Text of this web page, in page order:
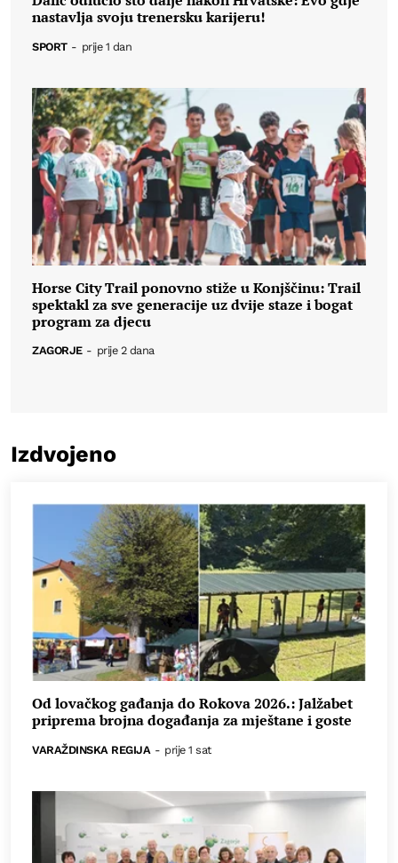
nastavlja svoju trenersku karijeru!
SPORT - prije 1 dan
Horse City Trail ponovno stiže u Konjščinu: Trail
spektakl za sve generacije uz dvije staze i bogat
program za djecu
ZAGORJE - prije 2 dana
Izdvojeno
Od lovačkog gađanja do Rokova 2026.: Jalžabet
priprema brojna događanja za mještane i goste
VARAŽDINSKA REGIJA - prije 1 sat